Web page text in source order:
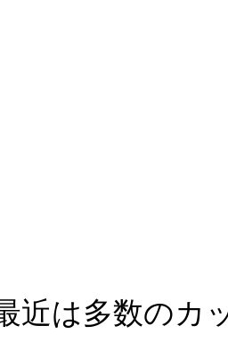
近は多数のカ